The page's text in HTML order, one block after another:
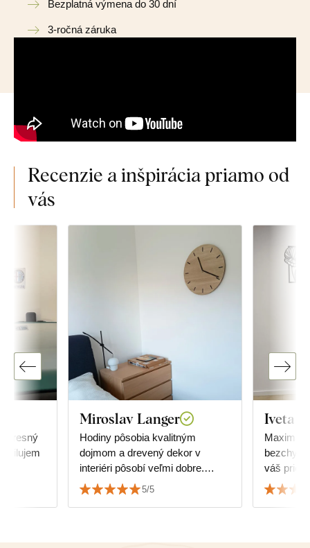
Bezplatná výmena do 30 dní
3-ročná záruka
Recenzie a inšpirácia priamo od
vás
presný
Milujem
Miroslav Langer
Hodiny pôsobia kvalitným
dojmom a drevený dekor v
interiéri pôsobí veľmi dobre.
Podarilo sa zladiť s dekorom
podlahy.
5/5
Iveta
váš